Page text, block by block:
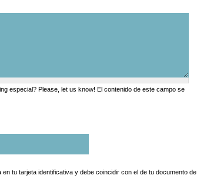
especial? Please, let us know! El contenido de este campo se
tu tarjeta identificativa y debe coincidir con el de tu documento de